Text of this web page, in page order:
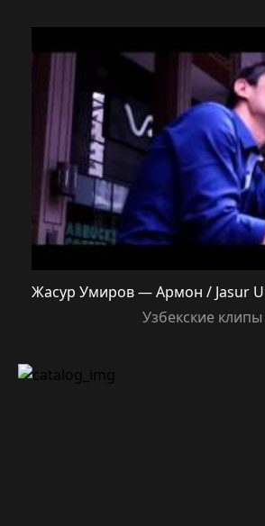
Жасур Умиров — Армон / Jasur
Узбекские клипы